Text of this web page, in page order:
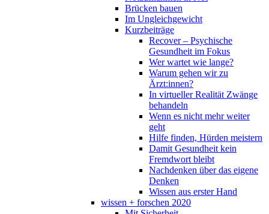
Brücken bauen
Im Ungleichgewicht
Kurzbeiträge
Recover – Psychische
Gesundheit im Fokus
Wer wartet wie lange?
Warum gehen wir zu
Ärzt:innen?
In virtueller Realität Zwänge
behandeln
Wenn es nicht mehr weiter
geht
Hilfe finden, Hürden meistern
Damit Gesundheit kein
Fremdwort bleibt
Nachdenken über das eigene
Denken
Wissen aus erster Hand
wissen + forschen 2020